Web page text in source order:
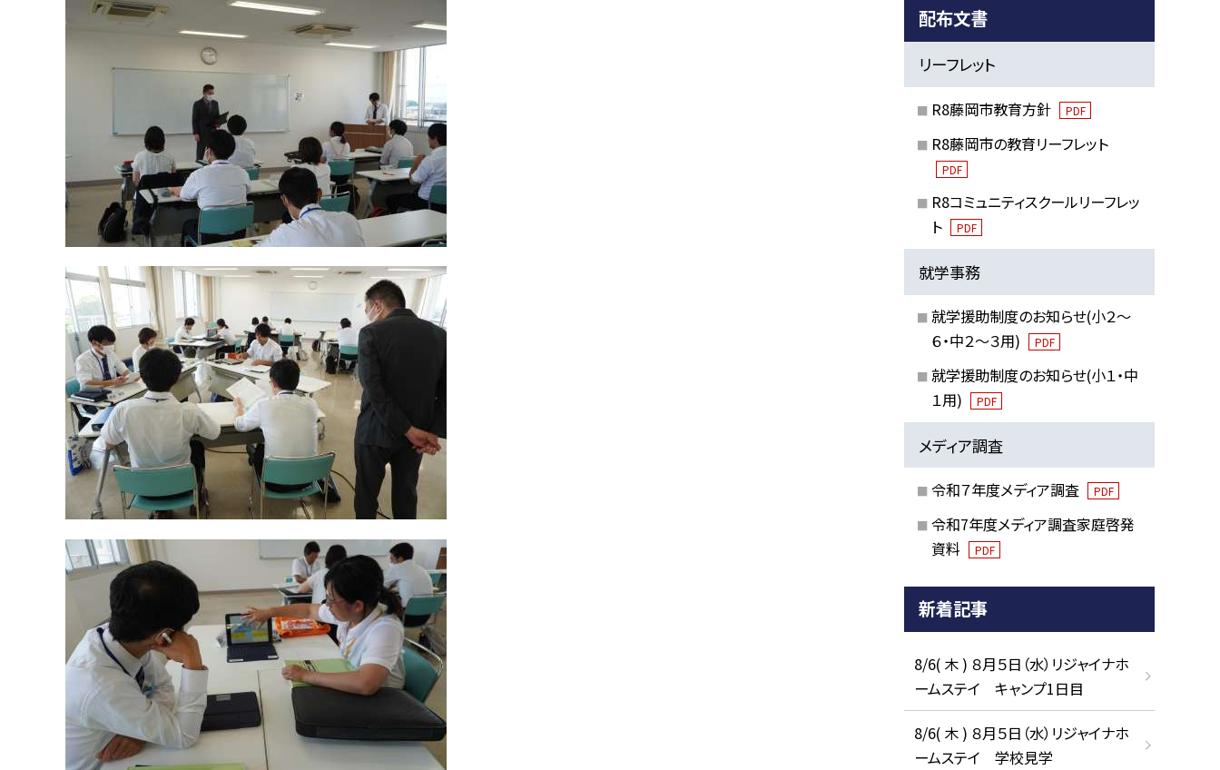
配布文書
リーフレット
R8藤岡市教育方針 PDF
R8藤岡市の教育リーフレット
PDF
R8コミュニティスクールリーフレッ
ト
PDF
就学事務
就学援助制度のお知らせ(小２～
６・中２～３用)
PDF
就学援助制度のお知らせ(小１・中
１用)
PDF
メディア調査
令和７年度メディア調査 PDF
令和7年度メディア調査家庭啓発
資料
PDF
新着記事
8/6( 木 ) ８月５日（水）リジャイナホ
ームステイ キャンプ1日目
8/6( 木 ) ８月５日（水）リジャイナホ
ームステイ 学校見学